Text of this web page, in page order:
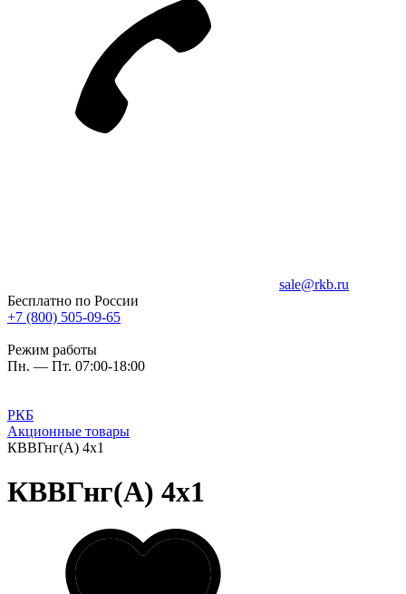
sale@rkb.ru
Бесплатно по России
+7 (800) 505-09-65
Режим работы
Пн. — Пт. 07:00-18:00
РКБ
Акционные товары
КВВГнг(А) 4х1
КВВГнг(А) 4х1